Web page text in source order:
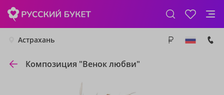
Астрахань
Композиция "Венок любви"